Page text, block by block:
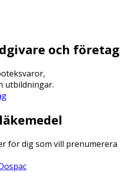
och företag
utbildningar.
för dig som vill prenumerera